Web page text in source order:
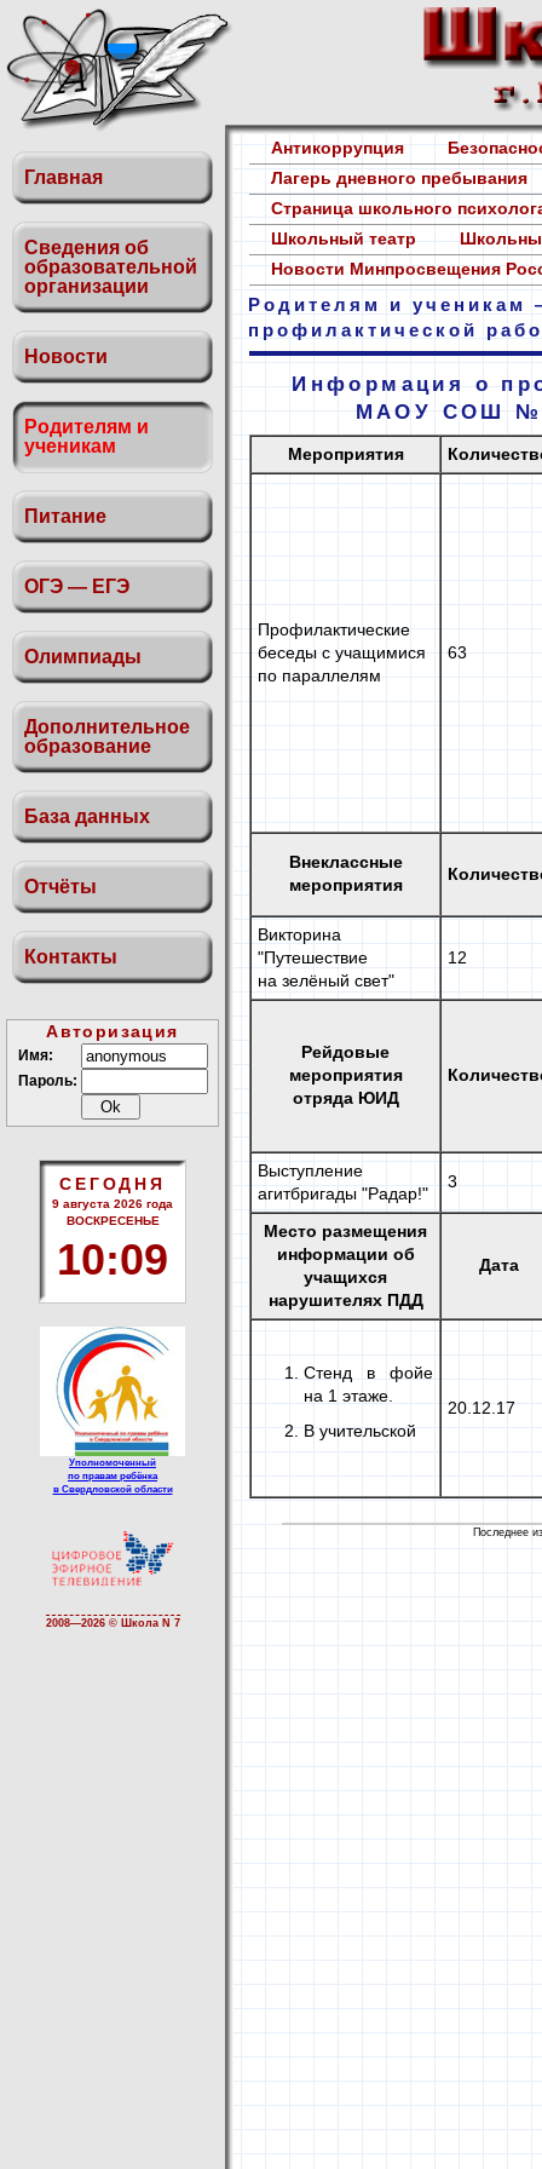
Главная
Сведения об
образовательной
организации
Новости
Родителям и
ученикам
Питание
ОГЭ — ЕГЭ
Олимпиады
Дополнительное
образование
База данных
Отчёты
Контакты
Авторизация
Имя:
Пароль:
СЕГОДНЯ
9 августа 2026 года
ВОСКРЕСЕНЬЕ
10:09
Уполномоченный
по правам ребёнка
в Свердловской области
2008—2026 © Школа N 7
Антикоррупция
Лагерь дневного пребывания
Страница школьного
Школьный театр
Новости Минпросвещения
Родителям и
профилактической
Информация о
МАОУ СОШ №
Мероприятия
Профилактические
беседы с учащимися
по параллелям
63
Внеклассные
мероприятия
Викторина
"Путешествие
на зелёный свет"
12
Рейдовые
мероприятия
отряда ЮИД
Выступление
агитбригады "Радар!"
3
Место размещения
информации об
учащихся
нарушителях ПДД
Дата
Стенд в фойе
на 1 этаже.
В учительской
20.12.17
Последнее